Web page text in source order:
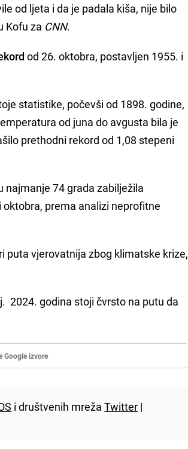
od ljeta i da je padala kiša, nije bilo
Kofu za CNN.
od 26. oktobra, postavljen 1955. i
statistike, počevši od 1898. godine,
od juna do avgusta bila je
prethodni rekord od 1,08 stepeni
najmanje 74 grada zabilježila
prema analizi neprofitne
puta vjerovatnija zbog klimatske krize,
2024. godina stoji čvrsto na putu da
Google izvore
i društvenih mrežaTwitter |